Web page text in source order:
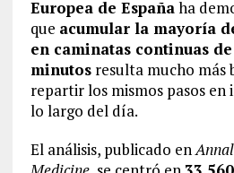
Europea de Españaha
que acumular la mayoría
en caminatas continuas
minutosresulta mucho más
repartir los mismos pasos en
lo largo del día.
El análisis, publicado en